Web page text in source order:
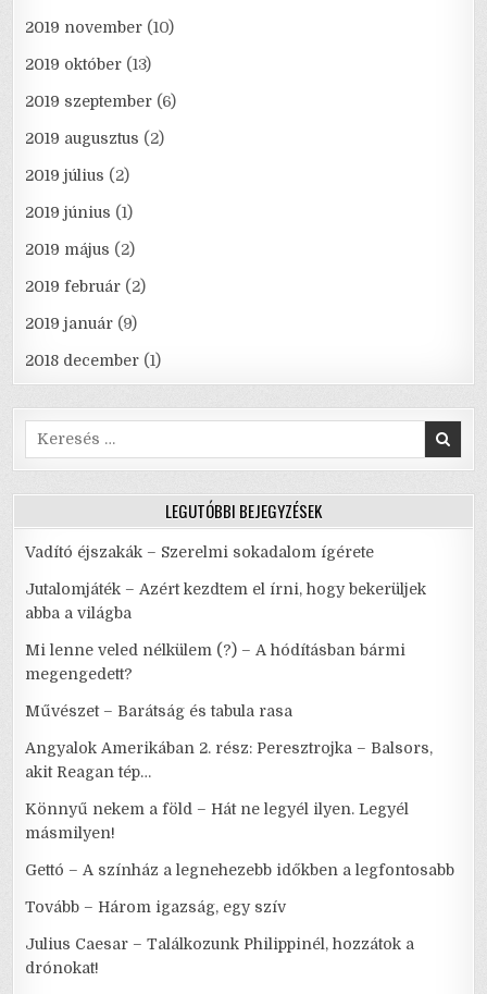
2019 november (10)
2019 október (13)
2019 szeptember (6)
2019 augusztus (2)
2019 július (2)
2019 június (1)
2019 május (2)
2019 február (2)
2019 január (9)
2018 december (1)
Search
for:
LEGUTÓBBI BEJEGYZÉSEK
Vadító éjszakák – Szerelmi sokadalom ígérete
Jutalomjáték – Azért kezdtem el írni, hogy bekerüljek
abba a világba
Mi lenne veled nélkülem (?) – A hódításban bármi
megengedett?
Művészet – Barátság és tabula rasa
Angyalok Amerikában 2. rész: Peresztrojka – Balsors,
akit Reagan tép…
Könnyű nekem a föld – Hát ne legyél ilyen. Legyél
másmilyen!
Gettó – A színház a legnehezebb időkben a legfontosabb
Tovább – Három igazság, egy szív
Julius Caesar – Találkozunk Philippinél, hozzátok a
drónokat!